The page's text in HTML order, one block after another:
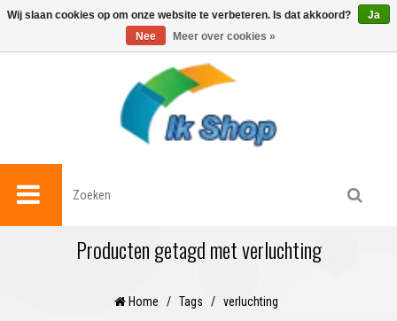
0
Producten getagd met verluchting
Home / Tags / verluchting
Wij slaan cookies op om onze website te verbeteren. Is dat akkoord?
Ja
Nee
Meer over cookies »